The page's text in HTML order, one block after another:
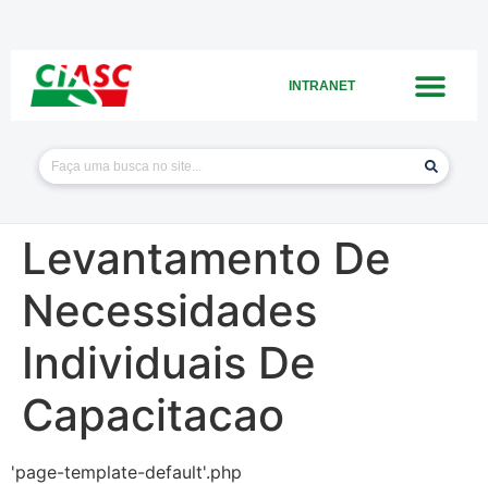
INTRANET
Levantamento De
Necessidades
Individuais De
Capacitacao
'page-template-default'.php